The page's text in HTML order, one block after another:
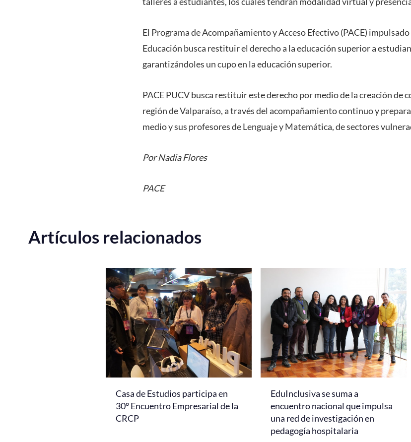
El Programa de Acompañamiento y Acceso Efectivo (PACE)
Educación busca restituir el derecho a la educación superior a
garantizándoles un cupo en la educación superior.
PACE PUCV busca restituir este derecho por medio de la creación de
región de Valparaíso, a través del acompañamiento continuo y
medio y sus profesores de Lenguaje y Matemática, de sectores
Por Nadia Flores
PACE
Artículos relacionados
Casa de Estudios participa en
30° Encuentro Empresarial de la
CRCP
EduInclusiva se suma a
encuentro nacional que impulsa
una red de investigación en
pedagogía hospitalaria